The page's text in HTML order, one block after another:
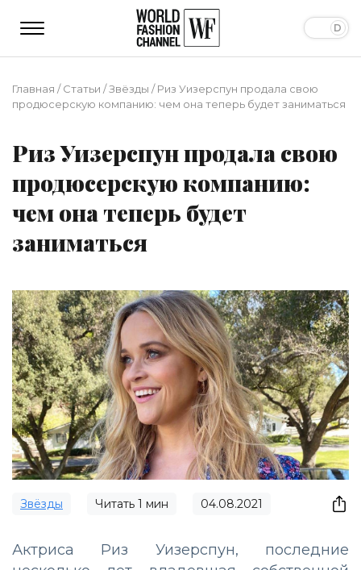
Главная /Статьи /Звёзды /Риз Уизерспун продала свою
продюсерскую компанию: чем она теперь будет заниматься
Риз Уизерспун продала свою
продюсерскую компанию:
чем она теперь будет
заниматься
Звёзды Читать 1 мин 04.08.2021
Актриса Риз Уизерспун, последние